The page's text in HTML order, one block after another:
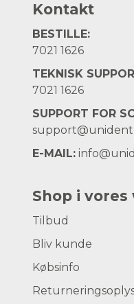
Kontakt
BESTILLE:
7021 1626
TEKNISK
7021 1626
SUPPORT FOR
E-MAIL:
Shop i
Tilbud
Bliv kunde
Købsinfo